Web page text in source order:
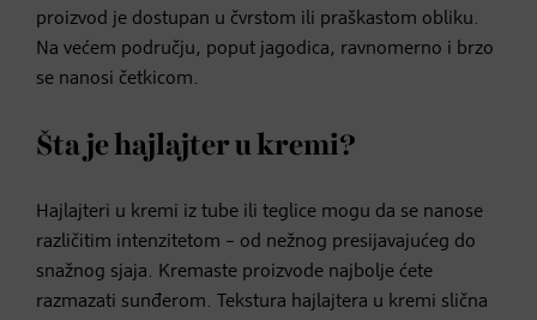
proizvod je dostupan u čvrstom ili praškastom obliku.
Na većem području, poput jagodica, ravnomerno i brzo
se nanosi četkicom.
Šta je hajlajter u kremi?
Hajlajteri u kremi iz tube ili teglice mogu da se nanose
različitim intenzitetom – od nežnog presijavajućeg do
snažnog sjaja. Kremaste proizvode najbolje ćete
razmazati sunđerom. Tekstura hajlajtera u kremi slična